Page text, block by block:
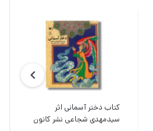
کتاب دختر آسمانی اثر
سیدمهدی شجاعی نشر کانون